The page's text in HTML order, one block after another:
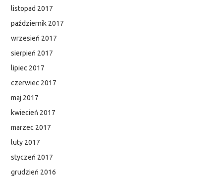
listopad 2017
październik 2017
wrzesień 2017
sierpień 2017
lipiec 2017
czerwiec 2017
maj 2017
kwiecień 2017
marzec 2017
luty 2017
styczeń 2017
grudzień 2016